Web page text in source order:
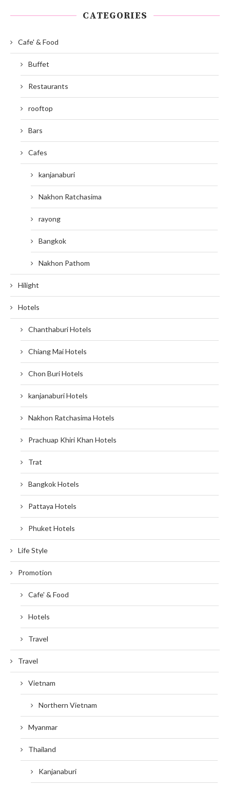
CATEGORIES
Cafe' & Food
Buffet
Restaurants
rooftop
Bars
Cafes
kanjanaburi
Nakhon Ratchasima
rayong
Bangkok
Nakhon Pathom
Hilight
Hotels
Chanthaburi Hotels
Chiang Mai Hotels
Chon Buri Hotels
kanjanaburi Hotels
Nakhon Ratchasima Hotels
Prachuap Khiri Khan Hotels
Trat
Bangkok Hotels
Pattaya Hotels
Phuket Hotels
Life Style
Promotion
Cafe' & Food
Hotels
Travel
Travel
Vietnam
Northern Vietnam
Myanmar
Thailand
Kanjanaburi